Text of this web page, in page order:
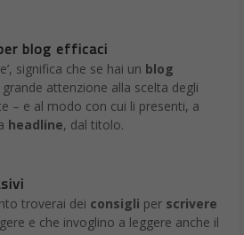
blog efficaci
significa che se hai un blog
attenzione alla scelta degli
– e al modo con cui li presenti, a
headline, dal titolo.
troverai dei consigli per scrivere
e che invoglino a leggere anche il